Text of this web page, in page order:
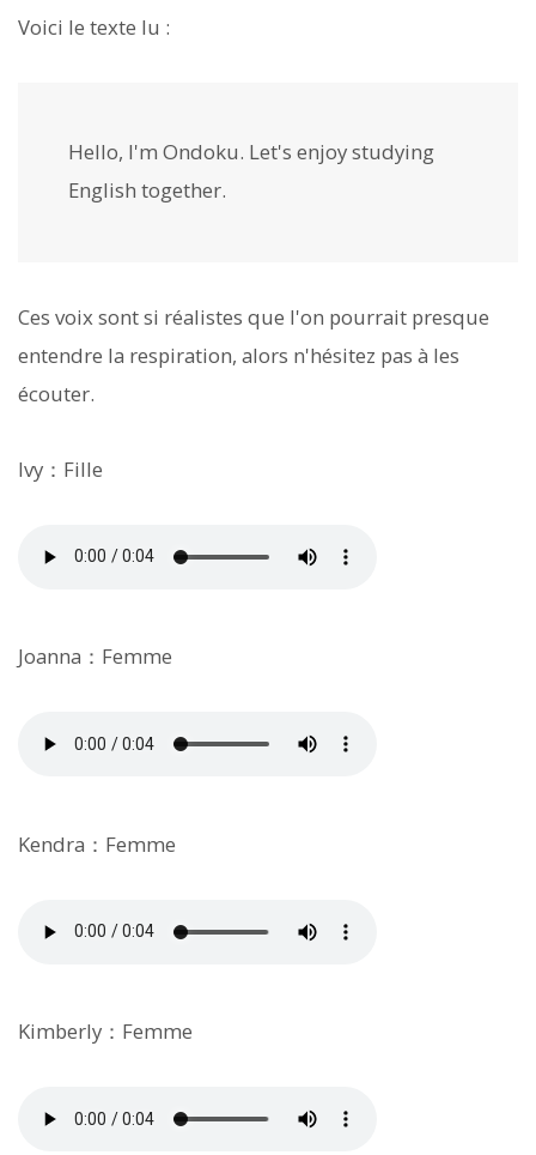
Voici le texte lu :
Hello, I'm Ondoku. Let's enjoy studying
English together.
Ces voix sont si réalistes que l'on pourrait presque
entendre la respiration, alors n'hésitez pas à les
écouter.
Ivy：Fille
Joanna：Femme
Kendra：Femme
Kimberly：Femme